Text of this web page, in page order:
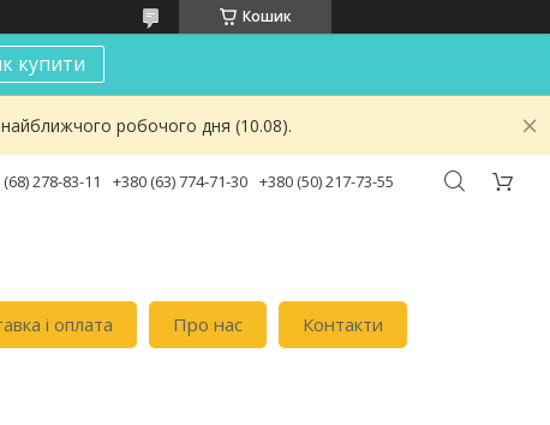
Кошик
купити
робочого дня (10.08).
278-83-11 +380 (63) 774-71-30 +380 (50) 217-73-55
i оплата Про нас Контакти